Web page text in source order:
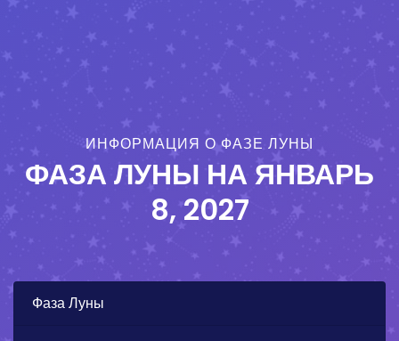
ИНФОРМАЦИЯ О ФАЗЕ ЛУНЫ
ФАЗА ЛУНЫ НА ЯНВАРЬ
8, 2027
Фаза Луны